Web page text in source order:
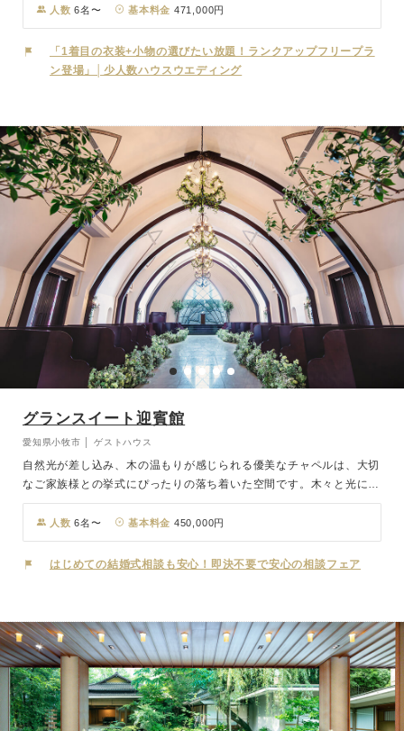
すために、N.Y.スタイルを取り入れたウェディングを精査し、独自の
魅力を融合させました。この特別な場所で、誰もが笑顔になるウェデ
ィングを目指しています。N.Y.ブルックリンの街中にあるような、ハ
イセンスでありながらどこか寛げる雰囲気を持った一軒家。まるで自
心ゆくまでプライベートな時間をお楽しみください。
『THEATRE（テアトル）』と名付けられたチャペルは、「包み込
む」という意味を持ち、母の胎内をイメージして創られました。誰も
が体験したことのある優しさに包まれた、どこか懐かしいあの空間
で、大切な方々に見守られながら行う挙式は、この日だけの特別な感
動を与えてくれます。パーティー会場は昼と夜で全く異なる顔を持ち
ます。昼間は窓からの陽光と眺める緑が眩しい爽やかな空間に、夜は
無数のキャンドルが煌めきシックで大人の雰囲気に包まれます。さら
に緑あふれるガーデンも魅力的です。この特別な場所で、お二人とゲ
ストの皆様にとって忘れられない一日を演出いたします。
人数 6名〜 基本料金 471,000円
「1着目の衣装+小物の選びたい放題！ランクアップフリープラ
ン登場」│少人数ハウスウエディング
グランスイート迎賓館
愛知県小牧市 │ ゲストハウス
自然光が差し込み、木の温もりが感じられる優美なチャペルは、大切
なご家族様との挙式にぴったりの落ち着いた空間です。木々と光に祝
福されながら、大切な人々との特別な瞬間を過ごせます。また、プー
ル付きガーデンでは、華やかで自由な演出も叶えられ、明るく温かみ
のある雰囲気の中で、心に残るウェディングを実現します。
人数 6名〜 基本料金 450,000円
はじめての結婚式相談も安心！即決不要で安心の相談フェア